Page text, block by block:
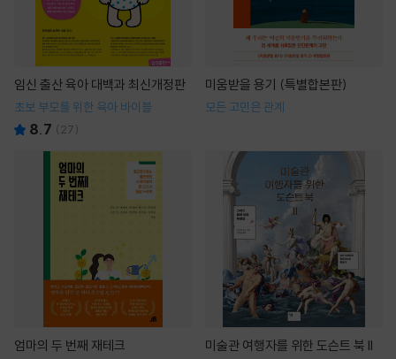
임신 출산 육아 대백과 최신개정판
초보 부모를 위한 육아 바이블
8.7 ( 27)
미움받을 용기 (특별합본판)
모든 고민은 관계
엄마의 두 번째 재테크 미술관 여행자를 위한 도슨트 북 II